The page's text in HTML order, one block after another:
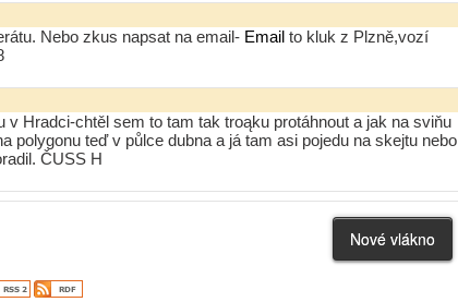
Nebo zkus napsat na email- Emailto kluk z Plzně,vozí
v Hradci-chtěl sem to tam tak troąku protáhnout a jak na sviňu
polygonu teď v půlce dubna a já tam asi pojedu na skejtu nebo
ČUSS H